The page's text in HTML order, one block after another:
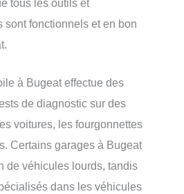
tous les outils et
sont fonctionnels et en bon
à Bugeat effectue des
de diagnostic sur des
voitures, les fourgonnettes
Certains garages à Bugeat
de véhicules lourds, tandis
dans les véhicules